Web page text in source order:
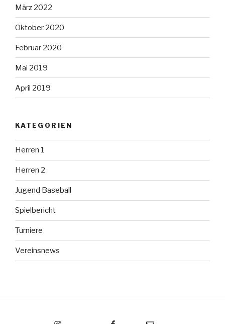
März 2022
Oktober 2020
Februar 2020
Mai 2019
April 2019
KATEGORIEN
Herren 1
Herren 2
Jugend Baseball
Spielbericht
Turniere
Vereinsnews
Email